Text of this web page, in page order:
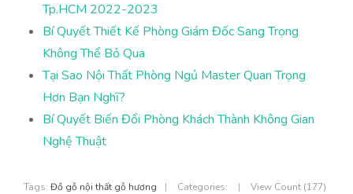
Tp.HCM 2022-2023
Bí Quyết Thiết Kế Phòng Giám Đốc Sang Trọng
Không Thể Bỏ Qua
Tại Sao Nội Thất Phòng Ngủ Master Quan Trọng
Hơn Bạn Nghĩ?
Bí Quyết Biến Đổi Phòng Khách Thành Không Gian
Nghệ Thuật
Tags: Đồ gỗ nội thất gỗ hương | Categories: |
View Count (177)